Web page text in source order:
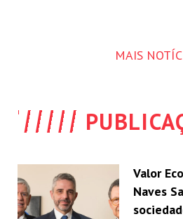
MAIS
Valor
Naves